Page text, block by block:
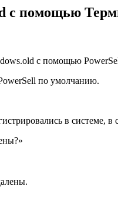
с помощью
с помощью
по умолчанию.
в системе,